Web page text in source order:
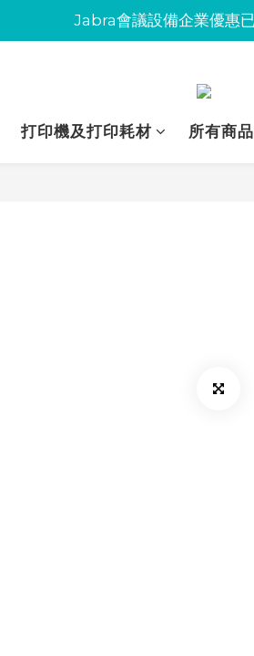
Jabra會議設備企業優惠
Jabra會議設備企業優惠
Jabra會議設備企業優惠
打印機及打印耗材
所有商品